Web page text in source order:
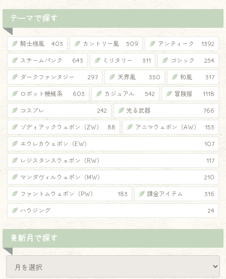
テーマで探す
騎士様風 403 カントリー風 509 アンティーク 1392
スチームパンク 643 ミリタリー 311 ゴシック 254
ダークファンタジー 297 天界風 350 和風 317
ロボット機械系 603 カジュアル 542 冒険服 1118
コスプレ 242 光る武器 766
ゾディアックウェポン（ZW） 88 アニマウェポン（AW） 153
エウレカウェポン（EW） 107
レジスタンスウェポン（RW） 117
マンダヴィルウェポン（MW） 210
ファントムウェポン（PW） 183 課金アイテム 316
ハウジング 24
更新月で探す